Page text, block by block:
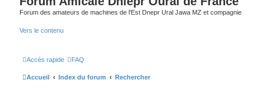
Forum des amateurs de machines de l'Est Dnepr Ural Jawa MZ et compagnie
Vers le contenu
Accès rapide FAQ
Accueil Index du forum Rechercher